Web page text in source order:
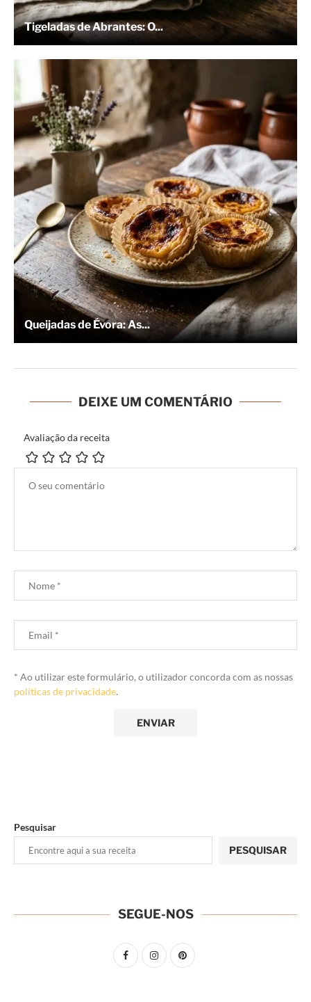
Tigeladas de Abrantes: O...
Queijadas de Évora: As...
DEIXE UM COMENTÁRIO
Avaliação da receita
* Ao utilizar este formulário, o utilizador concorda com as nossas
políticas de privacidade.
Pesquisar
PESQUISAR
SEGUE-NOS